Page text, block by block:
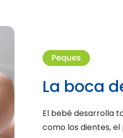
Peques
La boca
El bebé desarrolla
como los dientes, el